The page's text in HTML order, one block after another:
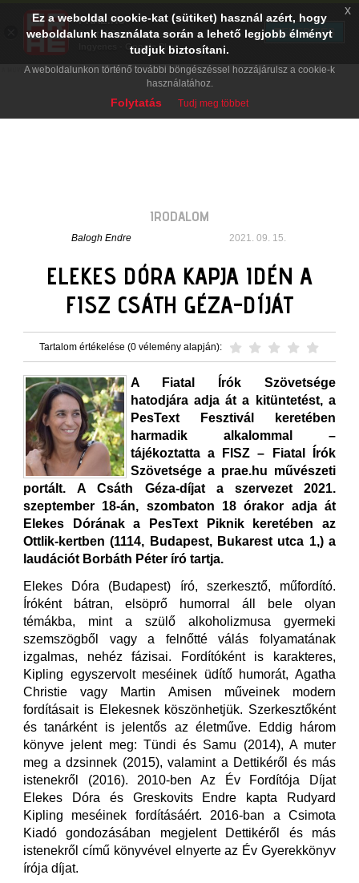
IRODALOM
Balogh Endre 2021. 09. 15.
ELEKES DÓRA KAPJA IDÉN A
FISZ CSÁTH GÉZA-DÍJÁT
Tartalom értékelése (0 vélemény alapján):
A Fiatal Írók Szövetsége
hatodjára adja át a kitüntetést, a
PesText Fesztivál keretében
harmadik alkalommal –
tájékoztatta a FISZ – Fiatal Írók
Szövetsége a prae.hu művészeti
portált. A Csáth Géza-díjat a szervezet 2021.
szeptember 18-án, szombaton 18 órakor adja át
Elekes Dórának a PesText Piknik keretében az
Ottlik-kertben (1114, Budapest, Bukarest utca 1,) a
laudációt Borbáth Péter író tartja.
Elekes Dóra (Budapest) író, szerkesztő, műfordító.
Íróként bátran, elsöprő humorral áll bele olyan
témákba, mint a szülő alkoholizmusa gyermeki
szemszögből vagy a felnőtté válás folyamatának
izgalmas, nehéz fázisai. Fordítóként is karakteres,
Kipling egyszervolt meséinek üdítő humorát, Agatha
Christie vagy Martin Amisen műveinek modern
fordításait is Elekesnek köszönhetjük. Szerkesztőként
és tanárként is jelentős az életműve. Eddig három
könyve jelent meg: Tündi és Samu (2014), A muter
meg a dzsinnek (2015), valamint a Dettikéről és más
istenekről (2016). 2010-ben Az Év Fordítója Díjat
Elekes Dóra és Greskovits Endre kapta Rudyard
Kipling meséinek fordításáért. 2016-ban a Csimota
Kiadó gondozásában megjelent Dettikéről és más
istenekről című könyvével elnyerte az Év Gyerekkönyv
írója díjat.
Ez a weboldal cookie-kat (sütiket) használ azért, hogy
weboldalunk használata során a lehető legjobb élményt
tudjuk biztosítani.
A weboldalunkon történő további böngészéssel hozzájárulsz a cookie-k
használatához.
Folytatás Tudj meg többet
x
PRAE.HU
Digital Evolution
Ingyenes - Google Play
TELEPÍTÉS